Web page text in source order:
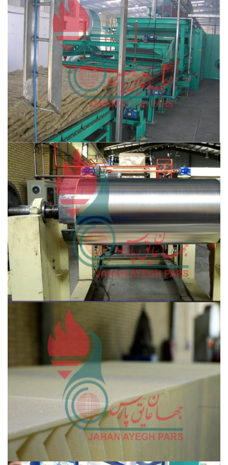
مشاهده ویدئو
مشاهده ویدئو
مشاهده ویدئو